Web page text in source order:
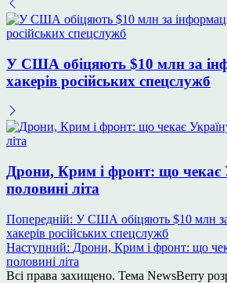
У США обіцяють $10 млн за
хакерів російських спецслужб
Дрони, Крим і фронт: що чекає
половині літа
Навігація
записів
Попередній: У США обіцяють $10 млн
хакерів російських спецслужб
Наступний: Дрони, Крим і фронт: що
половині літа
Всі права захищено. Тема NewsBerry